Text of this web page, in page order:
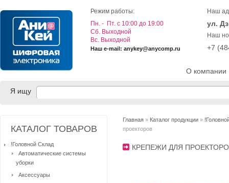
О компании
Режим работы:
Пн. - Пт. с 10:00 до 19:00
Cб. Выходной
Вс. Выходной
Наш e-mail: anykey@anycomp.ru
Наш
ул.
Наш
+7
Я ищу
Главная » Каталог продукции »
проекторов
КРЕПЕЖИ ДЛЯ
КАТАЛОГ ТОВАРОВ
!Головной Склад
Автоматические системы
уборки
Аксессуары